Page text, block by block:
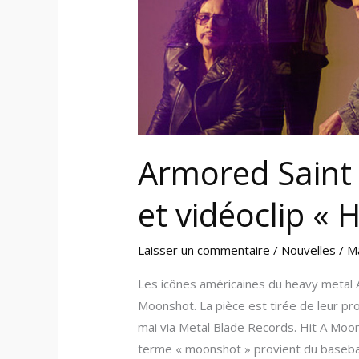
Armored
et vidéoclip «
Laisser un commentaire / Nouvelles /
Les icônes américaines du heavy
Moonshot. La pièce est tirée de leur
mai via Metal Blade Records. Hit A
terme « moonshot » provient du
Moonshot »